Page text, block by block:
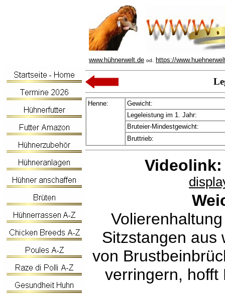
www.hühnerwelt.de od. https://
Henne:
Gewicht:
Legeleistung im 1. Jahr:
Bruteier-Mindestgewicht:
Bruttrieb:
Videolink:
Sitzstangen aus
von
verringern, hofft